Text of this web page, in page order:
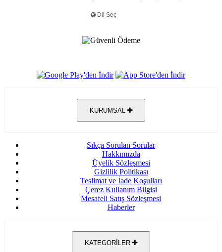
KURUMSAL
Sıkça Sorulan Sorular
Hakkımızda
Üyelik Sözleşmesi
Gizlilik Politikası
Teslimat ve İade Koşulları
Çerez Kullanım Bilgisi
Mesafeli Satış Sözleşmesi
Haberler
KATEGORİLER